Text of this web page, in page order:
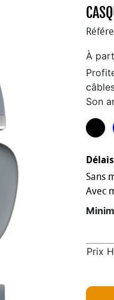
À
Son
Sans
Avec
Prix